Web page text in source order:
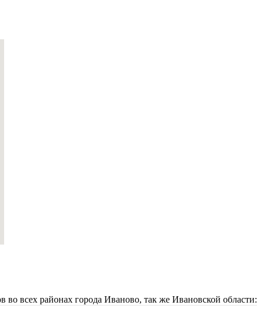
всех районах города Иваново, так же Ивановской области: